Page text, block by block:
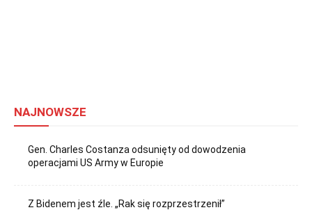
NAJNOWSZE
Gen. Charles Costanza odsunięty od dowodzenia
operacjami US Army w Europie
Z Bidenem jest źle. „Rak się rozprzestrzenił”